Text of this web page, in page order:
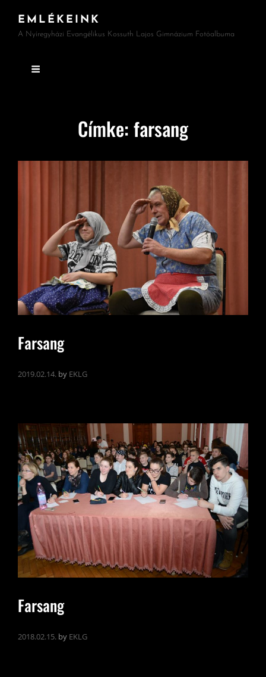
EMLÉKEINK
A Nyíregyházi Evangélikus Kossuth Lajos Gimnázium Fotóalbuma
Címke:farsang
Farsang
2019.02.14. by EKLG
Farsang
2018.02.15. by EKLG